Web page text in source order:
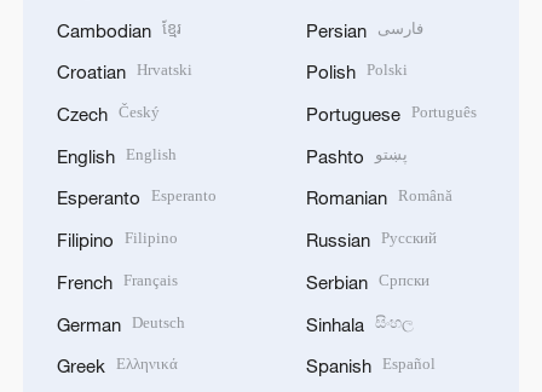
Cambodian ខ្មែរ
Croatian Hrvatski
Czech Český
English English
Esperanto Esperanto
Filipino Filipino
French Français
German Deutsch
Greek Ελληνικά
Persian فارسی
Polish Polski
Portuguese Português
Pashto پښتو
Romanian Română
Russian Русский
Serbian Српски
Sinhala සිංහල
Spanish Español